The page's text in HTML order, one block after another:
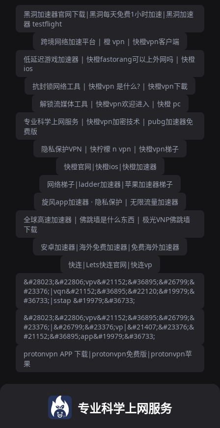
黑洞加速器官网下载|黑洞每天免费1小时加速|黑洞加速
器 testflight
跨境网络加速平台 | 橙 vpn | 快橙vpn客户端
低延迟游戏加速器 | 快橙fastorang可以上外网吗 | 快橙
ios
抗封锁网络工具 | 快橙vpn 是什么? | 快橙vpn下載
解锁流媒体工具 | 快橙vpn欢迎进入 | 快橙 pc
专业科学上网服务 | 快橙vpn加密技术 | pubg加速器免
费版
隐私保护VPN | 快柠檬 n vpn | 快橙vpn梯子
快橙官网|快橙ios|快橙加速器
网络梯子|ladder加速器|苹果加速器梯子
旋风app加速器 · 隐私保护 | 无限流量加速器
全球高速加速器 | 佛跳墙是什么东西 | 极光VNP佛跳墙
下载
安卓加速器|海外免费加速器|免费海外加速器
快连|Lets快连官网|快连vp
&#28023;&#22806;vpv&#21152;&#36895;&#26799;&
#23376;|vqn&#21152;&#36895;&#22120;&#19979;&
#36733;|sstap &#19979;&#36733;
&#28023;&#22806;vpv&#21152;&#36895;&#26799;&
#23376;|&#26799;&#23376;vp|&#21407;&#23376;&
#21152;&#36895;app&#19979;&#36733;
protonvpn APP 下载|protonvpn免费版|protonvpn苹
果
专业科学上网服务